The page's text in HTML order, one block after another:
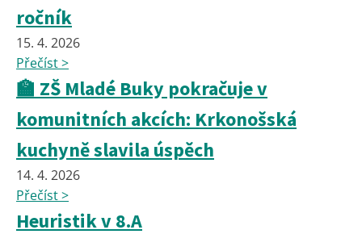
ročník
15. 4. 2026
Přečíst >
🏫 ZŠ Mladé Buky pokračuje v
komunitních akcích: Krkonošská
kuchyně slavila úspěch
14. 4. 2026
Přečíst >
Heuristik v 8.A